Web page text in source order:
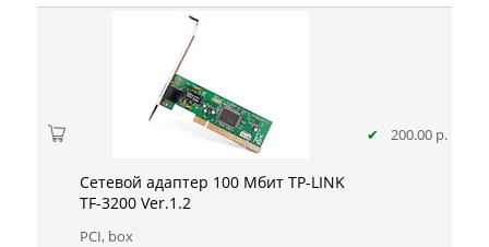
Сетевой адаптер 100 Мбит TP-LINK
TF-3200 Ver.1.2
PCI, box
✔ 200.00 р.